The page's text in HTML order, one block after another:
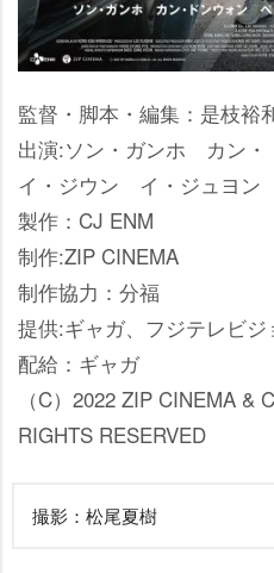
監督・脚本・編集：是枝裕
出演:ソン・ガンホ カン
イ・ジウン イ・ジュヨン
製作：CJ ENM
制作:ZIP CINEMA
制作協力：分福
提供:ギャガ、フジテレビジ
配給：ギャガ
（C）2022 ZIP CINEMA &
RIGHTS RESERVED
撮影：松尾夏樹